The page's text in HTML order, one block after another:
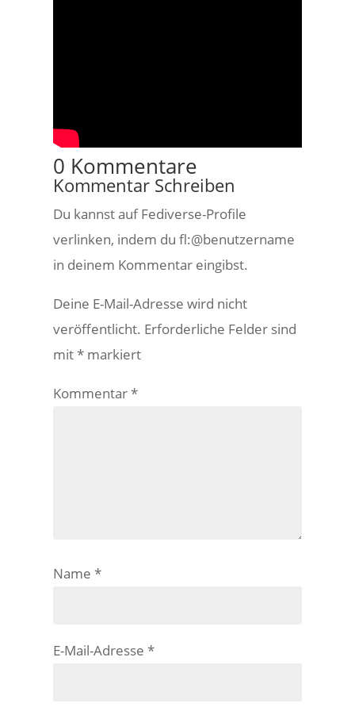
0 Kommentare
Kommentar Schreiben
Du kannst auf Fediverse-Profile
verlinken, indem du fl:@benutzername
in deinem Kommentar eingibst.
Deine E-Mail-Adresse wird nicht
veröffentlicht. Erforderliche Felder sind
mit* markiert
Kommentar*
Name*
E-Mail-Adresse*